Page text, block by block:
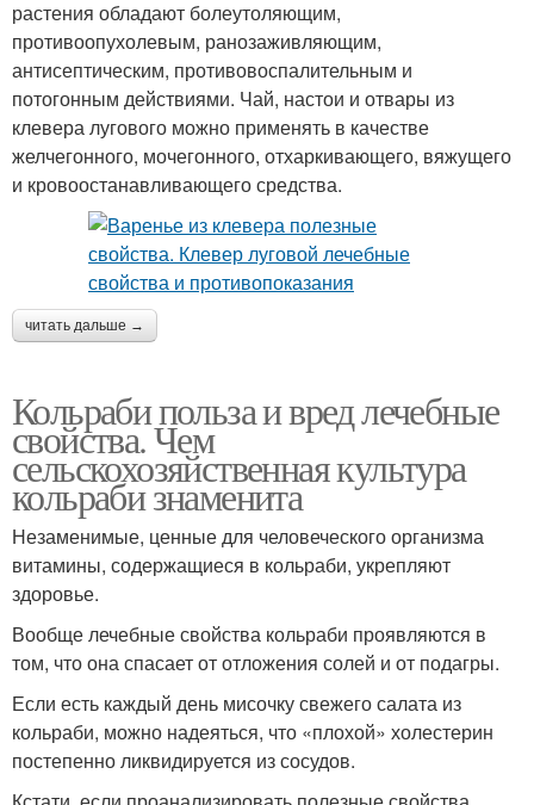
растения обладают болеутоляющим,
противоопухолевым, ранозаживляющим,
антисептическим, противовоспалительным и
потогонным действиями. Чай, настои и отвары из
клевера лугового можно применять в качестве
желчегонного, мочегонного, отхаркивающего, вяжущего
и кровоостанавливающего средства.
читать дальше →
Кольраби польза и вред лечебные
свойства. Чем
сельскохозяйственная культура
кольраби знаменита
Незаменимые, ценные для человеческого организма
витамины, содержащиеся в кольраби, укрепляют
здоровье.
Вообще лечебные свойства кольраби проявляются в
том, что она спасает от отложения солей и от подагры.
Если есть каждый день мисочку свежего салата из
кольраби, можно надеяться, что «плохой» холестерин
постепенно ликвидируется из сосудов.